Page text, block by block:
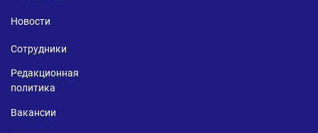
Новости
Сотрудники
Редакционная
политика
Вакансии